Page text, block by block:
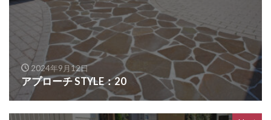
2024年9月12日
アプローチ STYLE：20
OnlyOne アートモザイクスクエア
OnlyOne ヴァリオネオ
OnlyOne ヴェリータヌーボS
OnlyOne ウォールマウントライト
OnlyOne エッジネームプレート
OnlyOne カーストップバー
OnlyOne クーリエ